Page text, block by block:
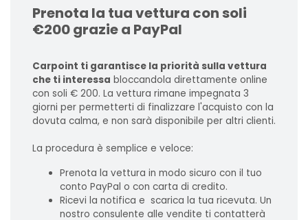
Prenota la tua vettura con soli
€200 grazie a PayPal
Carpoint ti garantisce la priorità sulla vettura
che ti interessa bloccandola direttamente online
con soli € 200. La vettura rimane impegnata 3
giorni per permetterti di finalizzare l'acquisto con la
dovuta calma, e non sarà disponibile per altri clienti.
La procedura è semplice e veloce:
Prenota la vettura in modo sicuro con il tuo
conto PayPal o con carta di credito.
Ricevi la notifica e scarica la tua ricevuta. Un
nostro consulente alle vendite ti contatterà